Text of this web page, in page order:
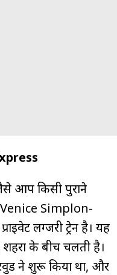
आप किसी पुराने
Venice Simplon-
लग्जरी ट्रेन है। यह
के बीच चलती है।
ने शुरू किया था, और